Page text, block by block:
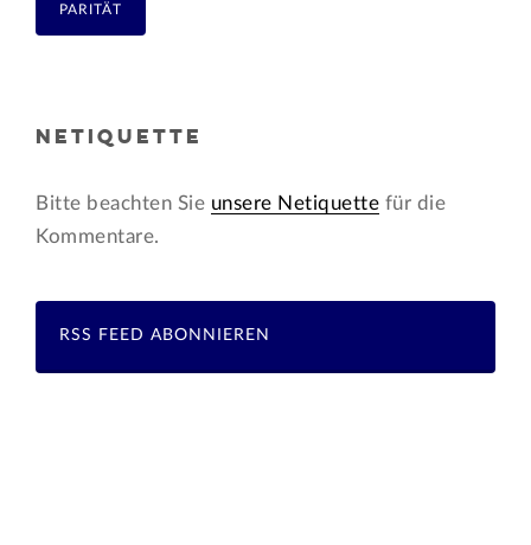
PARITÄT
NETIQUETTE
Bitte beachten Sie unsere Netiquette für die
Kommentare.
RSS FEED ABONNIEREN